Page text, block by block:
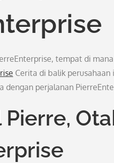
tempat di
Cerita di balik
dengan perjalanan